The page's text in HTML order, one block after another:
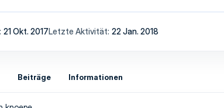
21 Okt. 2017Letzte Aktivität 22 Jan. 2018
Beiträge Informationen